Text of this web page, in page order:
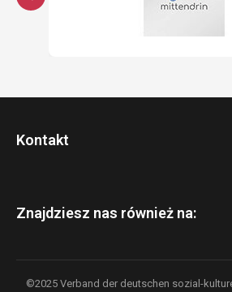
Kontakt
Znajdziesz nas również na:
©2025 Verband der deutschen sozial-